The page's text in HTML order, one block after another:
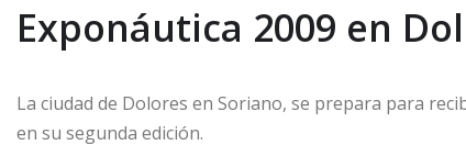
Exponáutica 2009 en
La ciudad de Dolores en Soriano, se prepara para
en su segunda edición.